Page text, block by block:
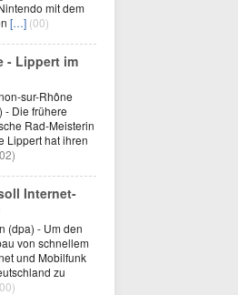
mit dem
[…] (00)
- Lippert im
sur-Rhône
- Die frühere
Rad-Meisterin
Lippert hat ihren
Internet-
(dpa) - Um den
von schnellem
und Mobilfunk
zu